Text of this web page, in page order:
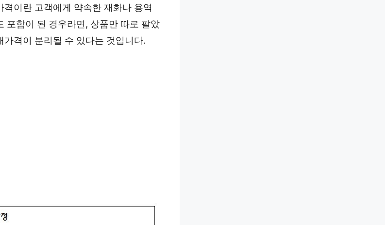
이란 고객에게 약속한 재화나 용역
포함이 된 경우라면, 상품만 따로 팔았
격이 분리될 수 있다는 것입니다.